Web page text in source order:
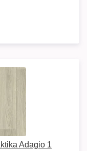
Adagio 1